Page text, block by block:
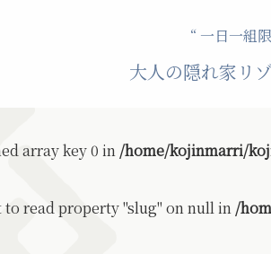
“ 一日一組
大人の隠れ家リ
array key 0 in /home/kojinmarri/
to read property "slug" on null in /